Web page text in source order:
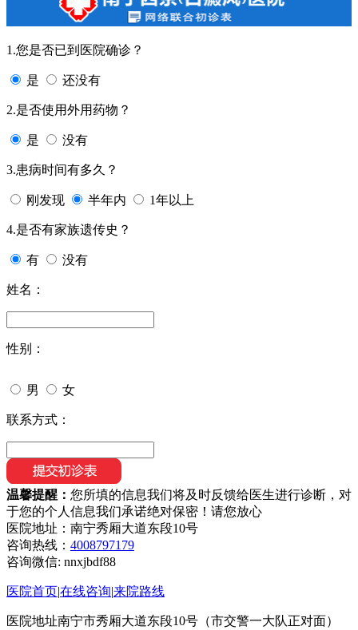
1.您是否已到医院确诊？
是 还没有
2.是否使用外用药物？
是 没有
3.患病时间有多久？
刚发现 半年内 1年以上
4.是否有家族遗传史？
有 没有
姓名：
性别：
男 女
联系方式：
温馨提醒： 您所填的信息我们将及时反馈给医生进行诊断，对
于您的个人信息我们承诺绝对保密！请您放心
医院地址：南宁秀厢大道东段10号
咨询热线： 4008797179
咨询微信: nnxjbdf88
医院首页|在线咨询|来院路线
医院地址南宁市秀厢大道东段10号（市交警一大队正对面）